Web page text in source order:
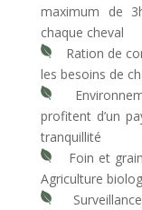
maximum de
chaque cheval
Ration de
les besoins de
E
profitent d’un
tranquillité
Foin et grain
Agriculture
Surveillance